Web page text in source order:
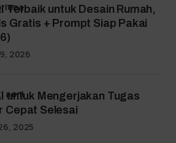
Terbaik untuk Desain Rumah,
Gratis + Prompt Siap Pakai
2026
untuk Mengerjakan Tugas
Cepat Selesai
aeni
2025